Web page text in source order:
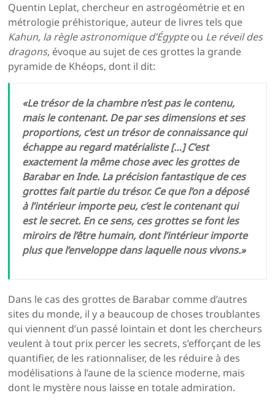
Quentin Leplat, chercheur en astrogéométrie et en
métrologie préhistorique, auteur de livres tels que
Kahun, la règle astronomique d’Égypteou Le réveil des
dragons, évoque au sujet de ces grottes la grande
pyramide de Khéops, dont il dit:
«Le trésor de la chambre n’est pas le contenu,
mais le contenant. De par ses dimensions et ses
proportions, c’est un trésor de connaissance qui
échappe au regard matérialiste […] C’est
exactement la même chose avec les grottes de
Barabar en Inde. La précision fantastique de ces
grottes fait partie du trésor. Ce que l’on a déposé
à l’intérieur importe peu, c’est le contenant qui
est le secret. En ce sens, ces grottes se font les
miroirs de l’être humain, dont l’intérieur importe
plus que l’enveloppe dans laquelle nous vivons.»
Dans le cas des grottes de Barabar comme d’autres
sites du monde, il y a beaucoup de choses troublantes
qui viennent d’un passé lointain et dont les chercheurs
veulent à tout prix percer les secrets, s’efforçant de les
quantifier, de les rationnaliser, de les réduire à des
modélisations à l’aune de la science moderne, mais
dont le mystère nous laisse en totale admiration.